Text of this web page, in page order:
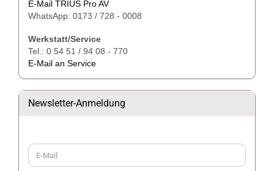
E-Mail TRIUS Pro AV
WhatsApp: 0173 / 728 - 0008
Werkstatt/Service
Tel.: 0 54 51 / 94 08 - 770
E-Mail an Service
Newsletter-Anmeldung
WEITER
ZUR
E-
Mail